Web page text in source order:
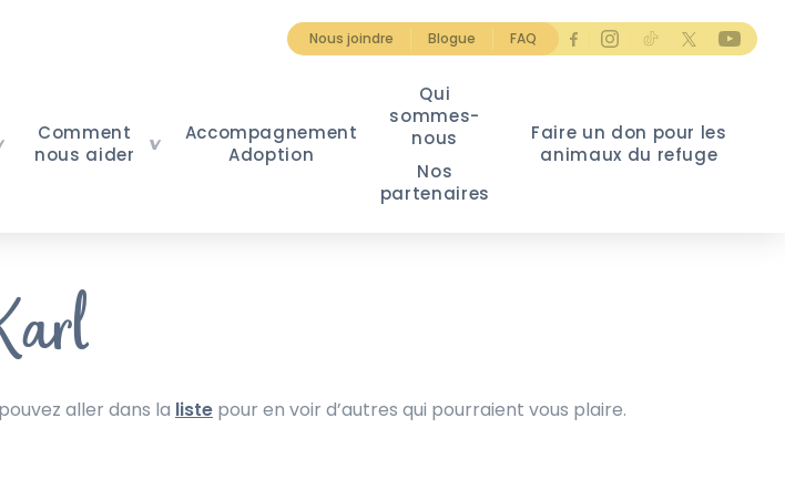
Nous joindre Blogue FAQ
Comment
nous aider
Accompagnement
Adoption
Qui
sommes-
nous
Nos
partenaires
Faire un don pour les
animaux du refuge
aller dans la liste pour en voir d’autres qui pourraient vous plaire.